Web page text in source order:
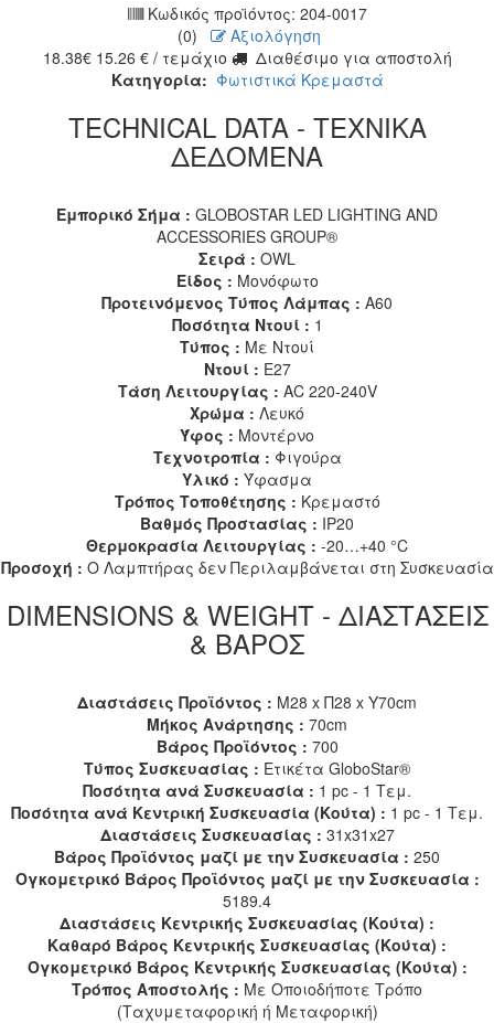
Κωδικός προϊόντος: 204-0017
(0)
Αξιολόγηση
18.38€ 15.26 € / τεμάχιο
Διαθέσιμο για αποστολή
Κατηγορία: Φωτιστικά Κρεμαστά
TECHNICAL DATA - ΤΕΧΝΙΚΑ
ΔΕΔΟΜΕΝΑ
Εμπορικό Σήμα : GLOBOSTAR LED LIGHTING AND
ACCESSORIES GROUP®
Σειρά : OWL
Είδος : Μονόφωτο
Προτεινόμενος Τύπος Λάμπας : A60
Ποσότητα Ντουί : 1
Τύπος : Με Ντουί
Ντουί : E27
Τάση Λειτουργίας : AC 220-240V
Χρώμα : Λευκό
Ύφος : Μοντέρνο
Τεχνοτροπία : Φιγούρα
Υλικό : Ύφασμα
Τρόπος Τοποθέτησης : Κρεμαστό
Βαθμός Προστασίας : IP20
Θερμοκρασία Λειτουργίας : -20…+40 °C
Προσοχή : Ο Λαμπτήρας δεν Περιλαμβάνεται στη Συσκευασία
DIMENSIONS & WEIGHT - ΔΙΑΣΤΑΣΕΙΣ
& ΒΑΡΟΣ
Διαστάσεις Προϊόντος : Μ28 x Π28 x Υ70cm
Μήκος Ανάρτησης : 70cm
Βάρος Προϊόντος : 700
Τύπος Συσκευασίας : Ετικέτα GloboStar®
Ποσότητα ανά Συσκευασία : 1 pc - 1 Τεμ.
Ποσότητα ανά Κεντρική Συσκευασία (Κούτα) : 1 pc - 1 Τεμ.
Διαστάσεις Συσκευασίας : 31x31x27
Βάρος Προϊόντος μαζί με την Συσκευασία : 250
Ογκομετρικό Βάρος Προϊόντος μαζί με την Συσκευασία :
5189.4
Διαστάσεις Κεντρικής Συσκευασίας (Κούτα) :
Καθαρό Βάρος Κεντρικής Συσκευασίας (Κούτα) :
Ογκομετρικό Βάρος Κεντρικής Συσκευασίας (Κούτα) :
Τρόπος Αποστολής : Με Οποιοδήποτε Τρόπο
(Ταχυμεταφορική ή Μεταφορική)